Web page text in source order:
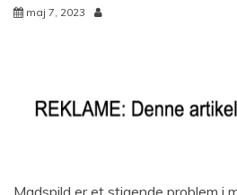
maj 7, 2023
Madspild er et stigende problem i